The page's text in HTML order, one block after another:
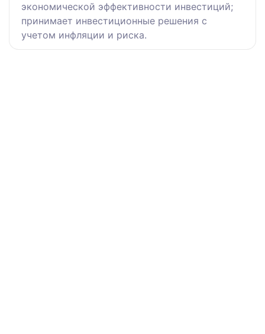
экономической эффективности инвестиций;
принимает инвестиционные решения с
учетом инфляции и риска.